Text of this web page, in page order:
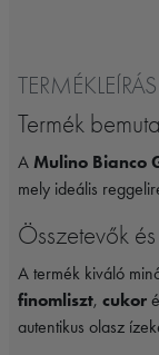
TERMÉKLEÍRÁS
Termék
A Mulino Bianco
mely ideális
Összetevők
A termék kiváló
finomliszt, cukor
autentikus olasz